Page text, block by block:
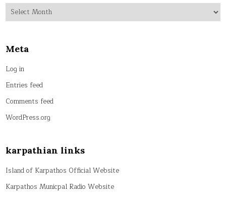
Archives
Meta
Log in
Entries feed
Comments feed
WordPress.org
karpathian links
Island of Karpathos Official Website
Karpathos Municpal Radio Website